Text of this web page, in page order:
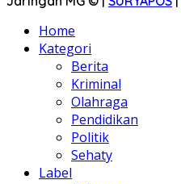
Home
Kategori
Berita
Kriminal
Olahraga
Pendidikan
Politik
Sehaty
Label